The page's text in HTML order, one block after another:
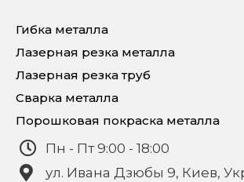
Гибка металла
Лазерная резка металла
Лазерная резка труб
Сварка металла
Порошковая покраска металла
Пн - Пт 9:00 - 18:00
ул. Ивана Дзюбы 9, Киев,